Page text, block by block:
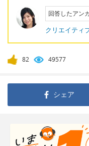
回答したアン
クリエイティ
82 49577
シェア